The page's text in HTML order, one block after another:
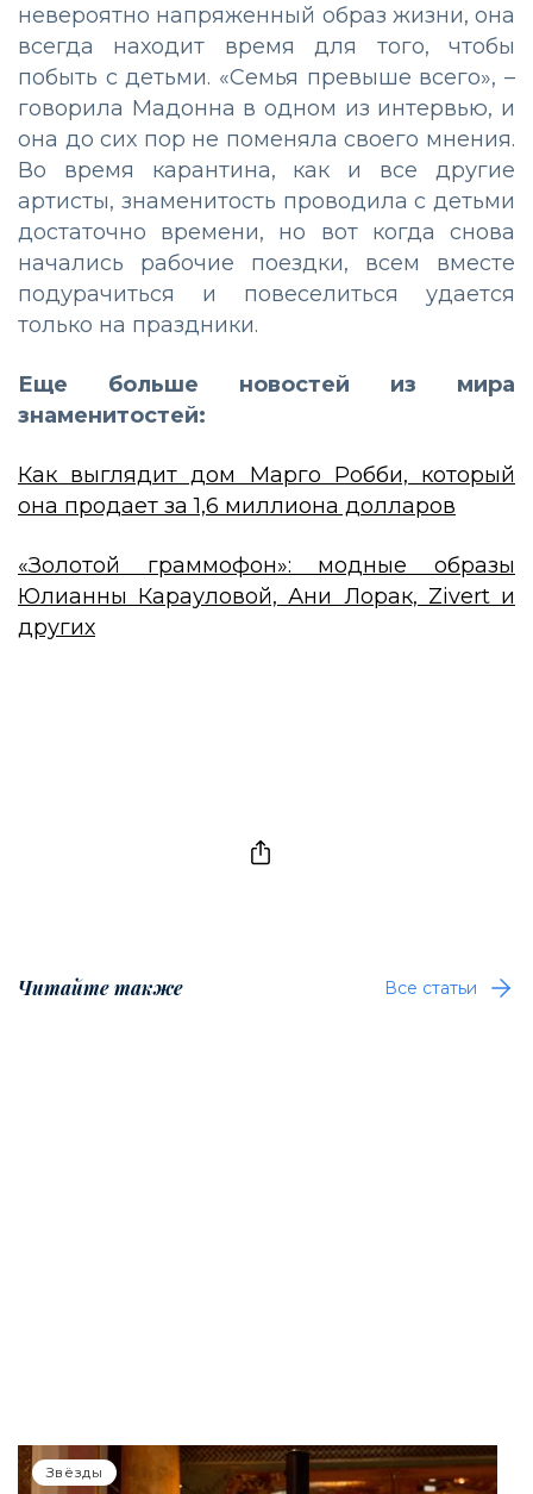
невероятно напряженный образ жизни, она
всегда находит время для того, чтобы
побыть с детьми. «Семья превыше всего», –
говорила Мадонна в одном из интервью, и
она до сих пор не поменяла своего мнения.
Во время карантина, как и все другие
артисты, знаменитость проводила с детьми
достаточно времени, но вот когда снова
начались рабочие поездки, всем вместе
подурачиться и повеселиться удается
только на праздники.
Еще больше новостей из мира
знаменитостей:
Как выглядит дом Марго Робби, который
она продает за 1,6 миллиона долларов
«Золотой граммофон»: модные образы
Юлианны Карауловой, Ани Лорак, Zivert и
других
Читайте также Все статьи
Звёзды